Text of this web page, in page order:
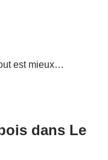
est mieux…
dans Le